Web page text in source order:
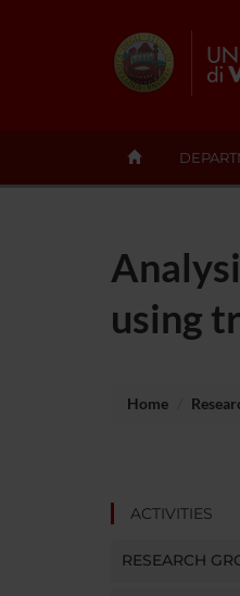
using
Home
ACTIVITIES
RESEARCH